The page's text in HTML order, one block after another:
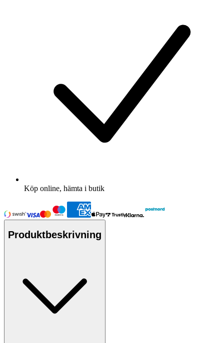
Köp online, hämta i butik
Produktbeskrivning